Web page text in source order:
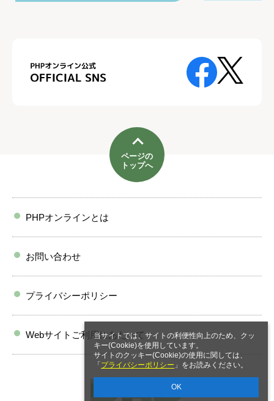
当サイトでは、サイトの利便性向上のため、クッ
キー(Cookie)を使用しています。
サイトのクッキー(Cookie)の使用に関しては、
「 プライバシーポリシー 」をお読みください。
OK
ページの
トップへ
PHPオンラインとは
お問い合わせ
プライバシーポリシー
Webサイトご利用にあたって